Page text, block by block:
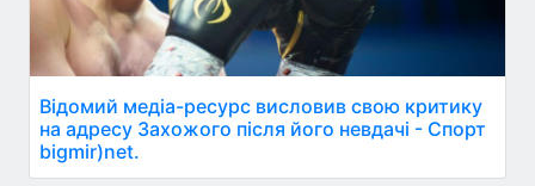
Відомий медіа-ресурс висловив свою критику
на адресу Захожого після його невдачі - Спорт
bigmir)net.